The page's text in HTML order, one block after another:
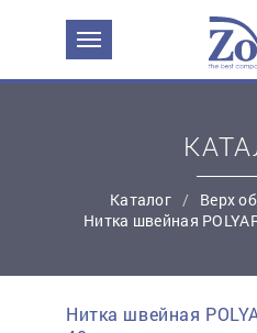
Каталог Верх
Нитка швейная
Нитка швейная
ЗАДАТЬ ВОПРОС О
Эл. почта:*
Контактный телефон:*